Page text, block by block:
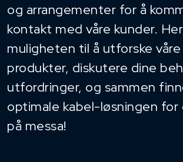
og arrangementer for å
kontakt med våre kunder.
muligheten til å utforske
produkter, diskutere dine
utfordringer, og sammen
optimale kabel-løsningen
på messa!